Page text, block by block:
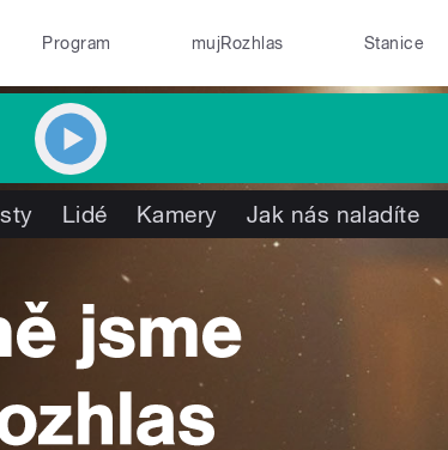
Program mujRozhlas Stanice
Lidé Kamery Jak nás naladíte